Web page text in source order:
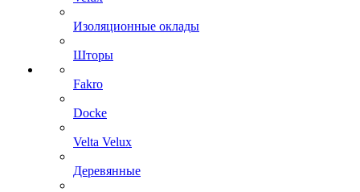
Изоляционные оклады
Шторы
Fakro
Docke
Velta Velux
Деревянные